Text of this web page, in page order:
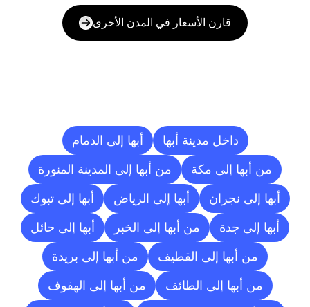
قارن الأسعار في المدن الأخرى
داخل مدينة أبها أبها إلى الدمام
من أبها إلى مكة من أبها إلى المدينة المنورة
أبها إلى نجران أبها إلى الرياض أبها إلى تبوك
أبها إلى جدة من أبها إلى الخبر أبها إلى حائل
من أبها إلى القطيف من أبها إلى بريدة
من أبها إلى الطائف من أبها إلى الهفوف